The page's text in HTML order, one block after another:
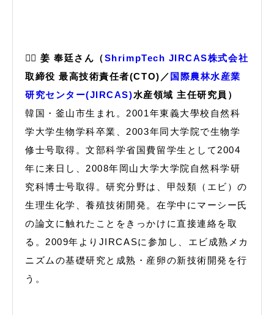
🙋‍♀️ 姜 奉廷さん（ShrimpTech JIRCAS株式会社
取締役 最高技術責任者(CTO)／ 国際農林水産業
研究センター(JIRCAS)水産領域 主任研究員）
韓国・釜山市生まれ。2001年東義大學校自然科
学大学生物学科卒業、2003年同大学院で生物学
修士号取得。文部科学省国費留学生として2004
年に来日し、2008年岡山大学大学院自然科学研
究科博士号取得。研究分野は、甲殻類（エビ）の
生理生化学、養殖技術開発。在学中にマーシー氏
の論文に触れたことをきっかけに直接連絡を取
る。2009年よりJIRCASに参加し、エビ成熟メカ
ニズムの基礎研究と成熟・産卵の新技術開発を行
う。